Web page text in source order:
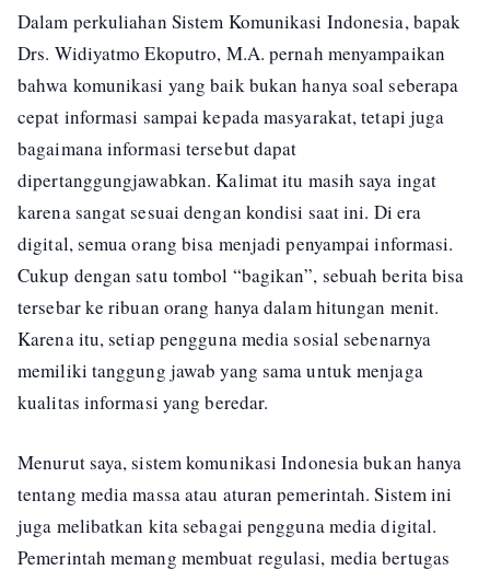
Dalam perkuliahan Sistem Komunikasi Indonesia, bapak
Drs. Widiyatmo Ekoputro, M.A. pernah menyampaikan
bahwa komunikasi yang baik bukan hanya soal seberapa
cepat informasi sampai kepada masyarakat, tetapi juga
bagaimana informasi tersebut dapat
dipertanggungjawabkan. Kalimat itu masih saya ingat
karena sangat sesuai dengan kondisi saat ini. Di era
digital, semua orang bisa menjadi penyampai informasi.
Cukup dengan satu tombol “bagikan”, sebuah berita bisa
tersebar ke ribuan orang hanya dalam hitungan menit.
Karena itu, setiap pengguna media sosial sebenarnya
memiliki tanggung jawab yang sama untuk menjaga
kualitas informasi yang beredar.
Menurut saya, sistem komunikasi Indonesia bukan hanya
tentang media massa atau aturan pemerintah. Sistem ini
juga melibatkan kita sebagai pengguna media digital.
Pemerintah memang membuat regulasi, media bertugas